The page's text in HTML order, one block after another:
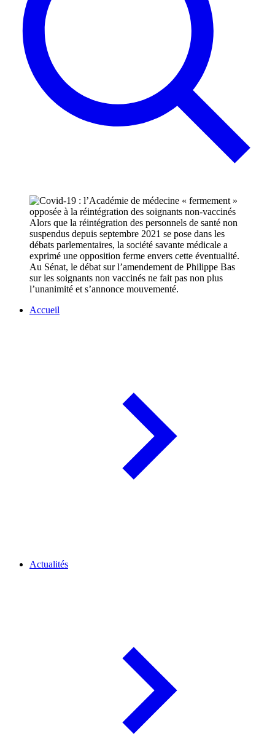
Alors que la réintégration des personnels de santé non
suspendus depuis septembre 2021 se pose dans les
débats parlementaires, la société savante médicale a
exprimé une opposition ferme envers cette éventualité.
Au Sénat, le débat sur l’amendement de Philippe Bas
sur les soignants non vaccinés ne fait pas non plus
l’unanimité et s’annonce mouvementé.
Accueil
Actualités